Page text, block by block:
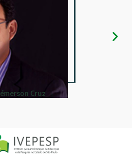
émerson Cruz